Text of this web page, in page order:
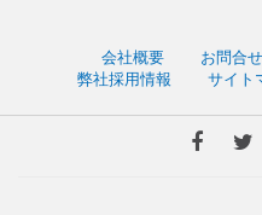
会社概要 お問合せ
弊社採用情報
サイト